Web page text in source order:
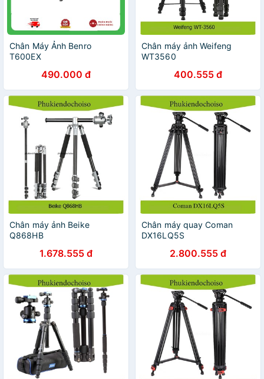
Chân Máy Ảnh Benro
T600EX
490.000 đ
Chân máy ảnh Weifeng
WT3560
400.555 đ
Chân máy ảnh Beike
Q868HB
1.678.555 đ
Chân máy quay Coman
DX16LQ5S
2.800.555 đ